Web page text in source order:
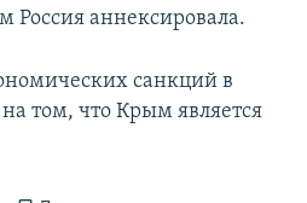
Россия аннексировала.
санкций в
том, что Крым является